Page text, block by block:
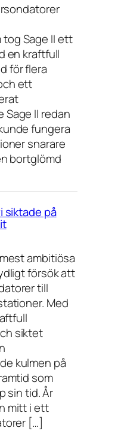
Sage II ett
en kraftfull
för flera
ett
II redan
fungera
snarare
bortglömd
siktade på
ambitiösa
försök att
till
Med
siktet
kulmen på
som
sin tid. År
mitt i ett
[…]